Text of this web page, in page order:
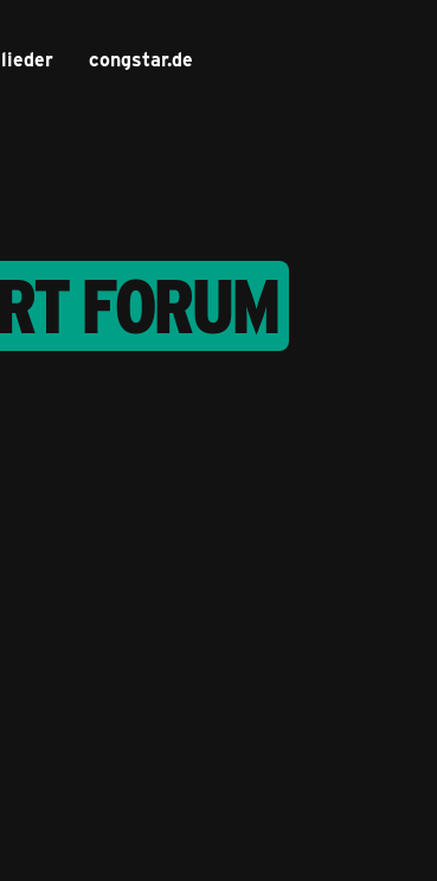
congstar.de
FORUM